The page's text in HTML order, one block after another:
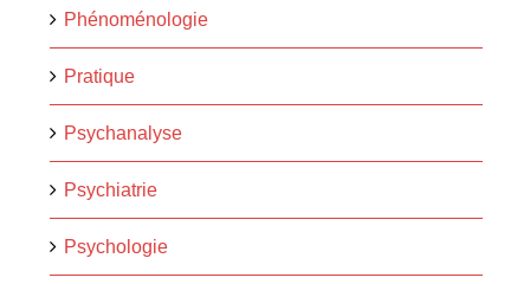
Phénoménologie
Pratique
Psychanalyse
Psychiatrie
Psychologie